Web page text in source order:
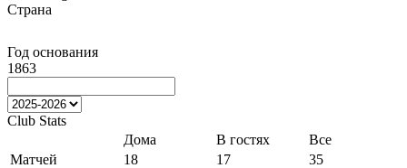
Страна
Год основания
1863
Club Stats
Дома
В гостях
Все
Матчей
18 17
35